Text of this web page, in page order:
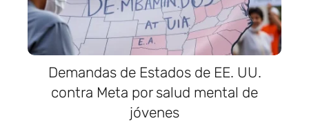
Demandas de Estados de EE. UU.
contra Meta por salud mental de
jóvenes